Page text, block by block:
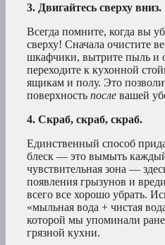
3. Двигайтесь сверху вниз.
Всегда помните, когда вы
сверху! Сначала очистите
шкафчики, вытрите пыль и
переходите к кухонной
ящикам и полу. Это
поверхность после вашей
4. Скраб, скраб, скраб.
Единственный способ
блеск — это вымыть
чувствительная зона —
появления грызунов и
всего все хорошо убрать.
«мыльная вода + чистая
которой мы упоминали
грязной кухни.